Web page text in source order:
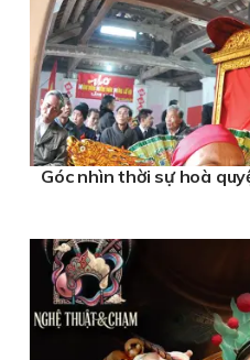
Góc nhìn thời sự hoà